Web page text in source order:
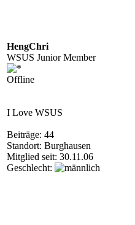
HengChri
WSUS Junior Member
Offline
I Love WSUS
Beiträge: 44
Standort: Burghausen
Mitglied seit: 30.11.06
Geschlecht: